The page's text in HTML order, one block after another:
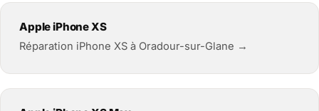
Apple iPhone XS
Réparation iPhone XS à Oradour-sur-Glane →